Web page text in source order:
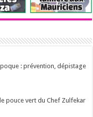
: prévention, dépistage
pouce vert du Chef Zulfekar